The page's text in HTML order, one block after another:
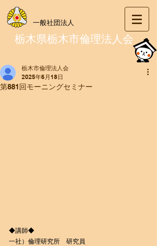
一般社団法人
栃木県栃木市倫理法人会
第881回モーニングセミナー
栃木市倫理法人会
2025年6月18日
◆講師◆
一社）倫理研究所　研究員